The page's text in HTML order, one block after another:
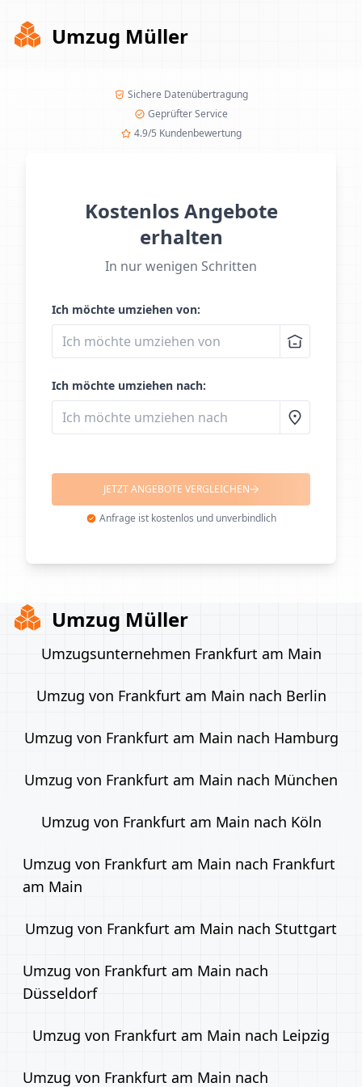
Umzug Müller
Sichere Datenübertragung
Geprüfter Service
4.9/5 Kundenbewertung
Kostenlos Angebote
erhalten
In nur wenigen Schritten
Ich möchte umziehen von:
Ich möchte umziehen nach:
JETZT ANGEBOTE VERGLEICHEN
Anfrage ist kostenlos und unverbindlich
Umzug Müller
Umzugsunternehmen Frankfurt am Main
Umzug von Frankfurt am Main nach Berlin
Umzug von Frankfurt am Main nach Hamburg
Umzug von Frankfurt am Main nach München
Umzug von Frankfurt am Main nach Köln
Umzug von Frankfurt am Main nach Frankfurt
am Main
Umzug von Frankfurt am Main nach Stuttgart
Umzug von Frankfurt am Main nach
Düsseldorf
Umzug von Frankfurt am Main nach Leipzig
Umzug von Frankfurt am Main nach